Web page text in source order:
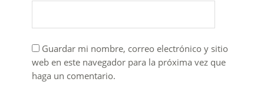
Guardar mi nombre, correo electrónico y sitio
web en este navegador para la próxima vez que
haga un comentario.